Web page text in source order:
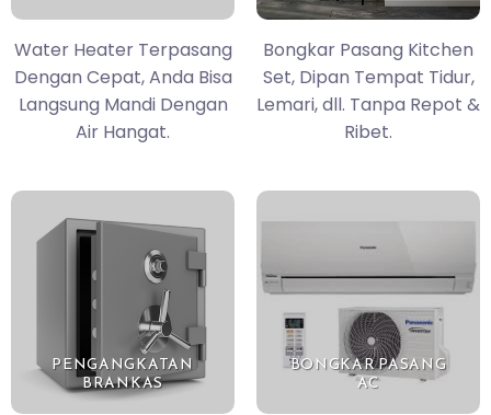
Water Heater Terpasang
Dengan Cepat, Anda Bisa
Langsung Mandi Dengan
Air Hangat.
Bongkar Pasang Kitchen
Set, Dipan Tempat Tidur,
Lemari, dll. Tanpa Repot &
Ribet.
PENGANGKATAN
BRANKAS
BONGKAR PASANG
AC